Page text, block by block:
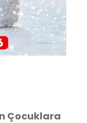
Çocuklara